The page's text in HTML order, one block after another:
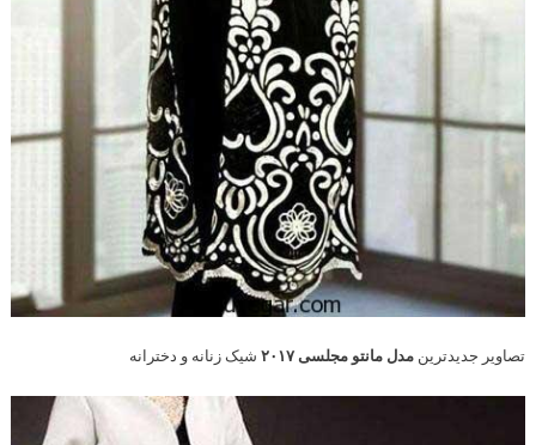
تصاویر جدیدترین مدل مانتو مجلسی ۲۰۱۷ شیک زنانه و دخترانه